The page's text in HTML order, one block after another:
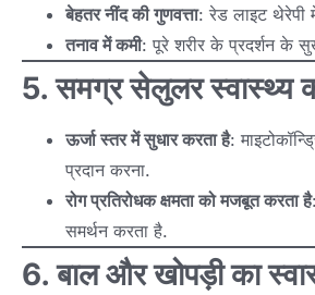
बेहतर नींद की गुणवत्ता: रेड लाइट थेरेपी
तनाव में कमी: पूरे शरीर के प्रदर्शन के
5. समग्र सेलुलर स्वास्थ्य
ऊर्जा स्तर में सुधार करता है:
प्रदान करना.
रोग प्रतिरोधक क्षमता को मजबूत करता है
समर्थन करता है.
6. बाल और खोपड़ी का